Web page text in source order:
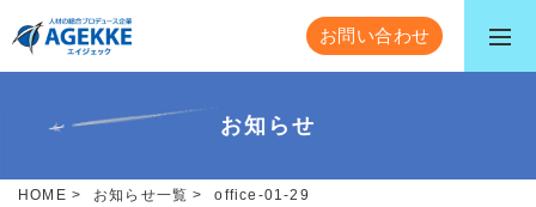
お問い合わせ
お知らせ
HOME > お知らせ一覧 > office-01-29